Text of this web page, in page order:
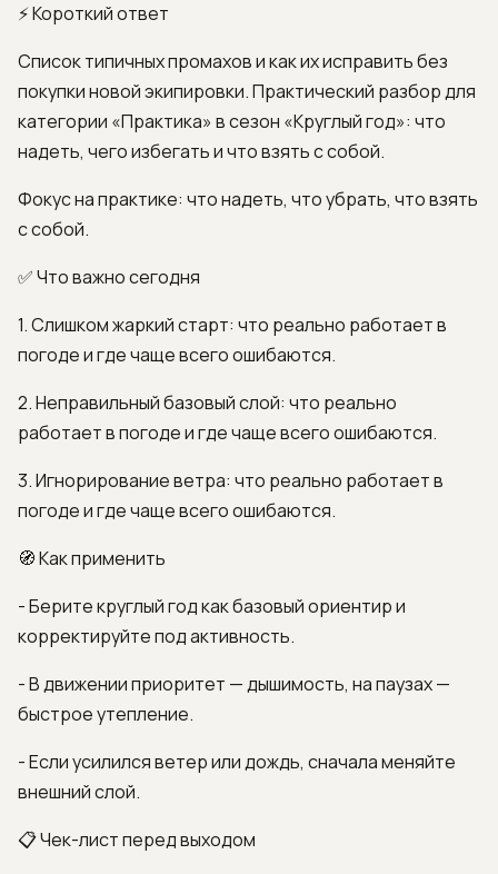
⚡ Короткий ответ
Список типичных промахов и как их исправить без
покупки новой экипировки. Практический разбор для
категории «Практика» в сезон «Круглый год»: что
надеть, чего избегать и что взять с собой.
Фокус на практике: что надеть, что убрать, что взять
с собой.
✅ Что важно сегодня
1. Слишком жаркий старт: что реально работает в
погоде и где чаще всего ошибаются.
2. Неправильный базовый слой: что реально
работает в погоде и где чаще всего ошибаются.
3. Игнорирование ветра: что реально работает в
погоде и где чаще всего ошибаются.
🧭 Как применить
- Берите круглый год как базовый ориентир и
корректируйте под активность.
- В движении приоритет — дышимость, на паузах —
быстрое утепление.
- Если усилился ветер или дождь, сначала меняйте
внешний слой.
📋 Чек-лист перед выходом